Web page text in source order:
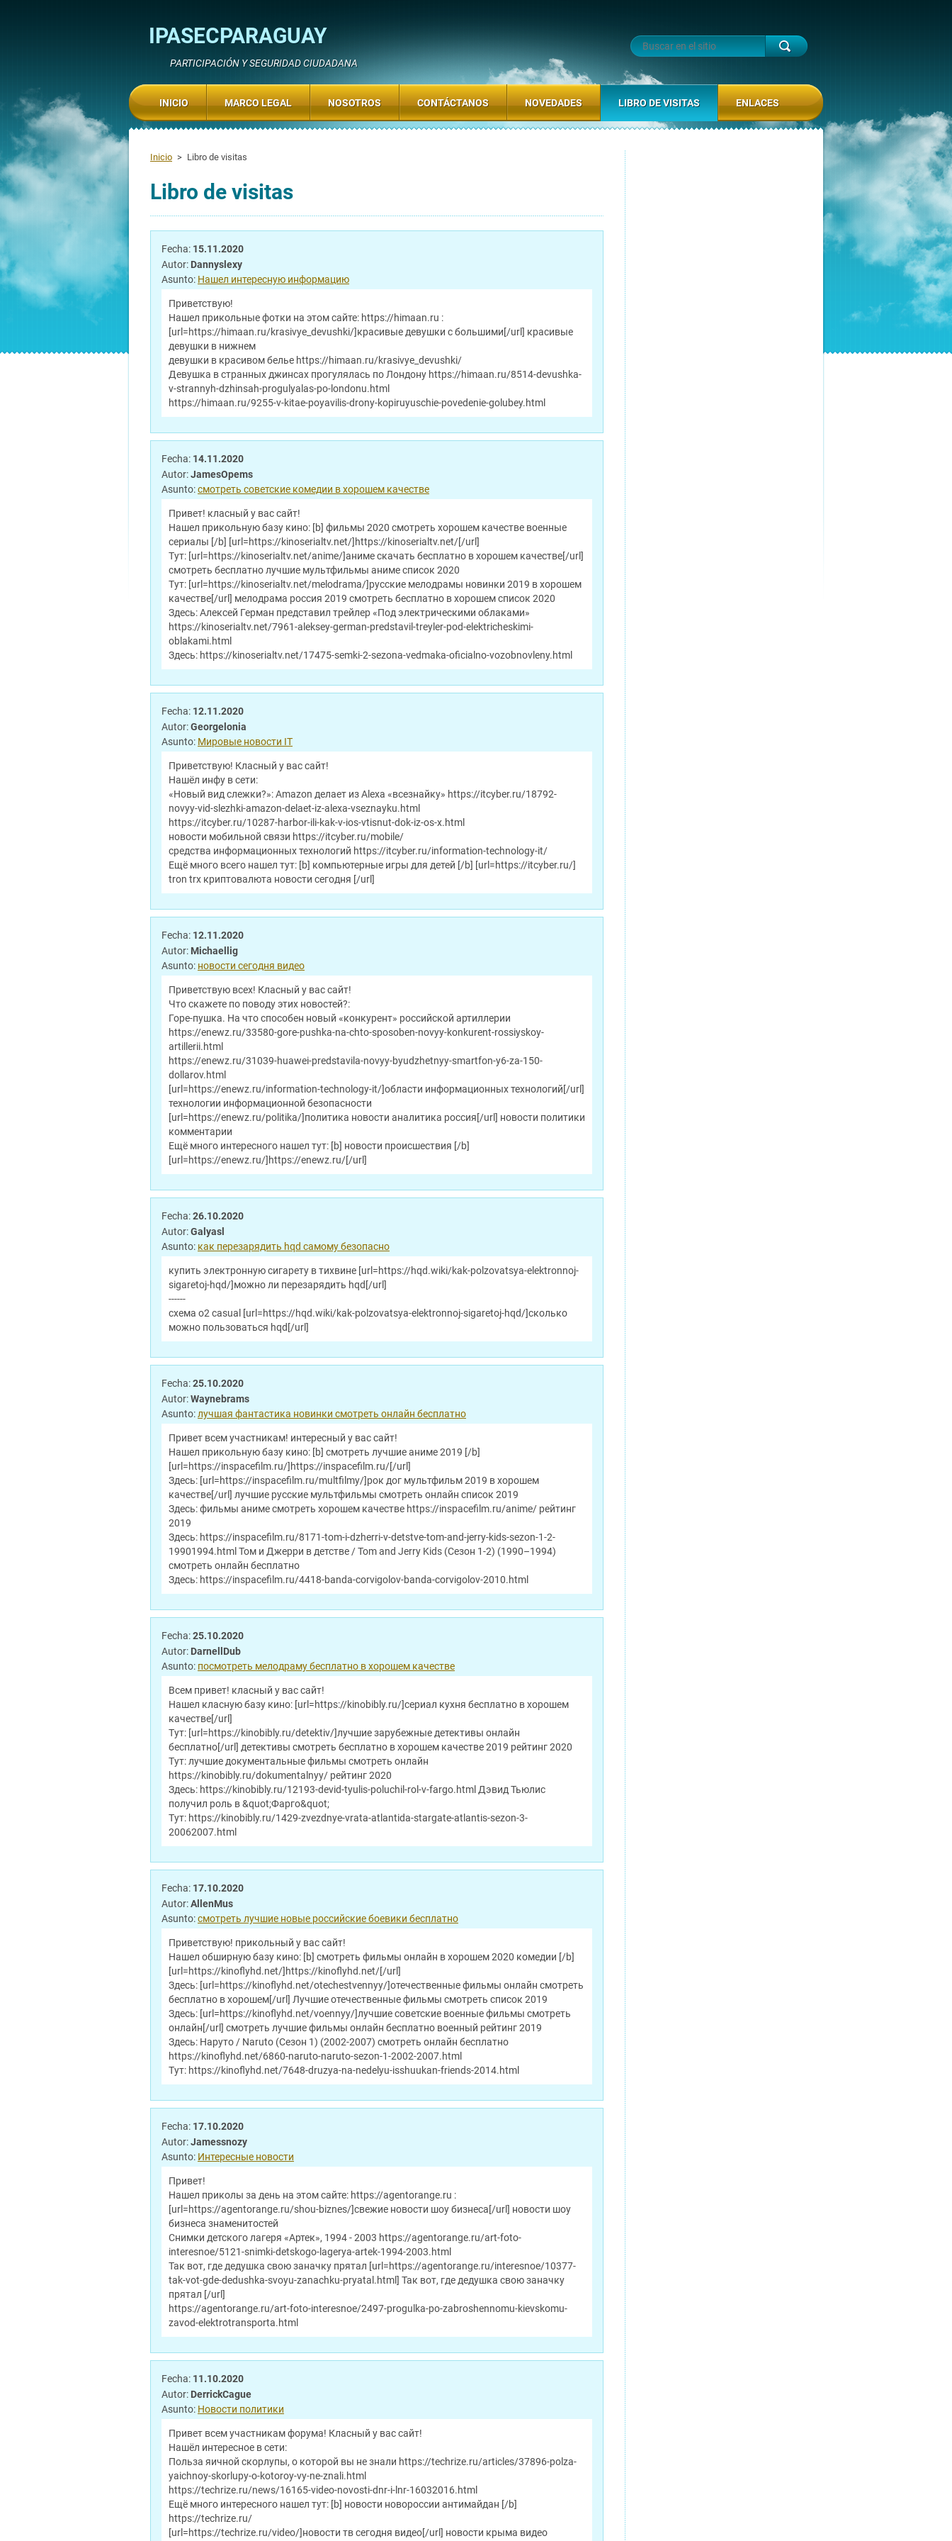
IPASECPARAGUAY
PARTICIPACIÓN Y SEGURIDAD CIUDADANA
Inicio > Libro de visitas
Libro de visitas
Fecha: 15.11.2020
Autor: Dannyslexy
Asunto: Нашел интересную информацию
Приветствую!
Нашел прикольные фотки на этом сайте: https://himaan.ru :
[url=https://himaan.ru/krasivye_devushki/]красивые девушки с большими[/url] красивые
девушки в нижнем
девушки в красивом белье https://himaan.ru/krasivye_devushki/
Девушка в странных джинсах прогулялась по Лондону https://himaan.ru/8514-devushka-
v-strannyh-dzhinsah-progulyalas-po-londonu.html
https://himaan.ru/9255-v-kitae-poyavilis-drony-kopiruyuschie-povedenie-golubey.html
Fecha: 14.11.2020
Autor:JamesOpems
Asunto:смотреть советские комедии в хорошем качестве
Привет! класный у вас сайт!
Нашел прикольную базу кино: [b] фильмы 2020 смотреть хорошем качестве военные
сериалы [/b] [url=https://kinoserialtv.net/]https://kinoserialtv.net/[/url]
Тут: [url=https://kinoserialtv.net/anime/]аниме скачать бесплатно в хорошем качестве[/url]
смотреть бесплатно лучшие мультфильмы аниме список 2020
Тут: [url=https://kinoserialtv.net/melodrama/]русские мелодрамы новинки 2019 в хорошем
качестве[/url] мелодрама россия 2019 смотреть бесплатно в хорошем список 2020
Здесь: Алексей Герман представил трейлер «Под электрическими облаками»
https://kinoserialtv.net/7961-aleksey-german-predstavil-treyler-pod-elektricheskimi-
oblakami.html
Здесь: https://kinoserialtv.net/17475-semki-2-sezona-vedmaka-oficialno-vozobnovleny.html
Fecha: 12.11.2020
Autor:Georgelonia
Asunto: Мировые новости IT
Приветствую! Класный у вас сайт!
Нашёл инфу в сети:
«Новый вид слежки?»: Amazon делает из Alexa «всезнайку» https://itcyber.ru/18792-
novyy-vid-slezhki-amazon-delaet-iz-alexa-vseznayku.html
https://itcyber.ru/10287-harbor-ili-kak-v-ios-vtisnut-dok-iz-os-x.html
новости мобильной связи https://itcyber.ru/mobile/
средства информационных технологий https://itcyber.ru/information-technology-it/
Ещё много всего нашел тут: [b] компьютерные игры для детей [/b] [url=https://itcyber.ru/]
tron trx криптовалюта новости сегодня [/url]
Fecha: 12.11.2020
Autor: Michaellig
Asunto: новости сегодня видео
Приветствую всех! Класный у вас сайт!
Что скажете по поводу этих новостей?:
Горе-пушка. На что способен новый «конкурент» российской артиллерии
https://enewz.ru/33580-gore-pushka-na-chto-sposoben-novyy-konkurent-rossiyskoy-
artillerii.html
https://enewz.ru/31039-huawei-predstavila-novyy-byudzhetnyy-smartfon-y6-za-150-
dollarov.html
[url=https://enewz.ru/information-technology-it/]области информационных технологий[/url]
технологии информационной безопасности
[url=https://enewz.ru/politika/]политика новости аналитика россия[/url] новости политики
комментарии
Ещё много интересного нашел тут: [b] новости происшествия [/b]
[url=https://enewz.ru/]https://enewz.ru/[/url]
Fecha:26.10.2020
Autor:Galyasl
Asunto: как перезарядить hqd самому безопасно
купить электронную сигарету в тихвине [url=https://hqd.wiki/kak-polzovatsya-elektronnoj-
sigaretoj-hqd/]можно ли перезарядить hqd[/url]
------
схема o2 casual [url=https://hqd.wiki/kak-polzovatsya-elektronnoj-sigaretoj-hqd/]сколько
можно пользоваться hqd[/url]
Fecha:25.10.2020
Autor:Waynebrams
Asunto:лучшая фантастика новинки смотреть онлайн бесплатно
Привет всем участникам! интересный у вас сайт!
Нашел прикольную базу кино: [b] смотреть лучшие аниме 2019 [/b]
[url=https://inspacefilm.ru/]https://inspacefilm.ru/[/url]
Здесь: [url=https://inspacefilm.ru/multfilmy/]рок дог мультфильм 2019 в хорошем
качестве[/url] лучшие русские мультфильмы смотреть онлайн список 2019
Здесь: фильмы аниме смотреть хорошем качестве https://inspacefilm.ru/anime/ рейтинг
2019
Здесь: https://inspacefilm.ru/8171-tom-i-dzherri-v-detstve-tom-and-jerry-kids-sezon-1-2-
19901994.html Том и Джерри в детстве / Tom and Jerry Kids (Сезон 1-2) (1990–1994)
смотреть онлайн бесплатно
Здесь: https://inspacefilm.ru/4418-banda-corvigolov-banda-corvigolov-2010.html
Fecha:25.10.2020
Autor: DarnellDub
Asunto: посмотреть мелодраму бесплатно в хорошем качестве
Всем привет! класный у вас сайт!
Нашел класную базу кино: [url=https://kinobibly.ru/]сериал кухня бесплатно в хорошем
качестве[/url]
Тут: [url=https://kinobibly.ru/detektiv/]лучшие зарубежные детективы онлайн
бесплатно[/url] детективы смотреть бесплатно в хорошем качестве 2019 рейтинг 2020
Тут: лучшие документальные фильмы смотреть онлайн
https://kinobibly.ru/dokumentalnyy/ рейтинг 2020
Здесь: https://kinobibly.ru/12193-devid-tyulis-poluchil-rol-v-fargo.html Дэвид Тьюлис
получил роль в &quot;Фарго&quot;
Тут: https://kinobibly.ru/1429-zvezdnye-vrata-atlantida-stargate-atlantis-sezon-3-
20062007.html
Fecha: 17.10.2020
Autor:AllenMus
Asunto:смотреть лучшие новые российские боевики бесплатно
Приветствую! прикольный у вас сайт!
Нашел обширную базу кино: [b] смотреть фильмы онлайн в хорошем 2020 комедии [/b]
[url=https://kinoflyhd.net/]https://kinoflyhd.net/[/url]
Здесь: [url=https://kinoflyhd.net/otechestvennyy/]отечественные фильмы онлайн смотреть
бесплатно в хорошем[/url] Лучшие отечественные фильмы смотреть список 2019
Здесь: [url=https://kinoflyhd.net/voennyy/]лучшие советские военные фильмы смотреть
онлайн[/url] смотреть лучшие фильмы онлайн бесплатно военный рейтинг 2019
Здесь: Наруто / Naruto (Сезон 1) (2002-2007) смотреть онлайн бесплатно
https://kinoflyhd.net/6860-naruto-naruto-sezon-1-2002-2007.html
Тут: https://kinoflyhd.net/7648-druzya-na-nedelyu-isshuukan-friends-2014.html
Fecha: 17.10.2020
Autor:Jamessnozy
Asunto: Интересные новости
Привет!
Нашел приколы за день на этом сайте: https://agentorange.ru :
[url=https://agentorange.ru/shou-biznes/]свежие новости шоу бизнеса[/url] новости шоу
бизнеса знаменитостей
Снимки детского лагеря «Артек», 1994 - 2003 https://agentorange.ru/art-foto-
interesnoe/5121-snimki-detskogo-lagerya-artek-1994-2003.html
Так вот, где дедушка свою заначку прятал [url=https://agentorange.ru/interesnoe/10377-
tak-vot-gde-dedushka-svoyu-zanachku-pryatal.html] Так вот, где дедушка свою заначку
прятал [/url]
https://agentorange.ru/art-foto-interesnoe/2497-progulka-po-zabroshennomu-kievskomu-
zavod-elektrotransporta.html
Fecha: 11.10.2020
Autor: DerrickCague
Asunto: Новости политики
Привет всем участникам форума! Класный у вас сайт!
Нашёл интересное в сети:
Польза яичной скорлупы, о которой вы не знали https://techrize.ru/articles/37896-polza-
yaichnoy-skorlupy-o-kotoroy-vy-ne-znali.html
https://techrize.ru/news/16165-video-novosti-dnr-i-lnr-16032016.html
Ещё много интересного нашел тут: [b] новости новороссии антимайдан [/b]
https://techrize.ru/
[url=https://techrize.ru/video/]новости тв сегодня видео[/url] новости крыма видео
INICIO MARCO LEGAL NOSOTROS CONTÁCTANOS NOVEDADES LIBRO DE VISITAS ENLACES